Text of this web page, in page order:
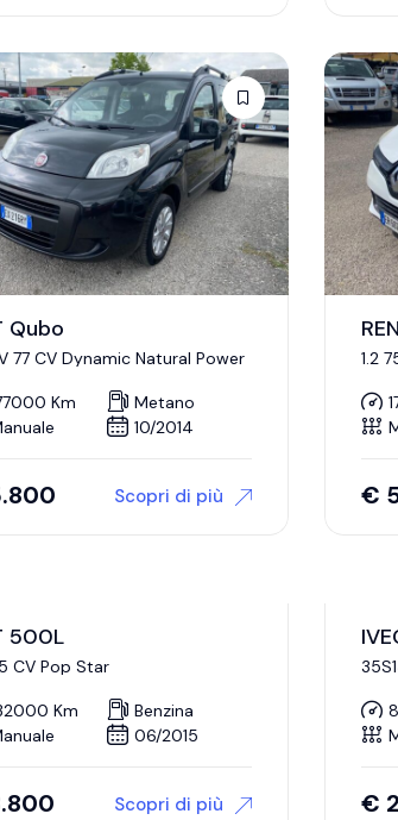
Qubo
77 CV Dynamic Natural Power
Km
Metano
10/2014
Scopri di più
1.2
€
500L
CV Pop Star
Km
Benzina
06/2015
Scopri di più €